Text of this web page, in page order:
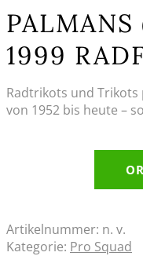
1999
Radtrikots und
von 1952 bis heute –
Artikelnummer: n. v.
Kategorie: Pro Squad